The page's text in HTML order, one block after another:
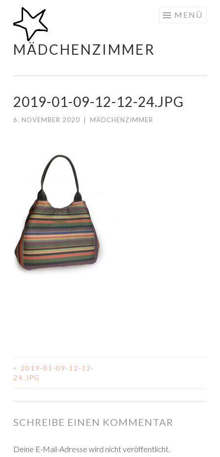
Zum
Inhalt
springen
MÄDCHENZIMMER
MENÜ
2019-01-09-12-12-24.JPG
6. NOVEMBER 2020 MÄDCHENZIMMER
BEITRAGSNAVIGATION
<
2019-01-09-12-12-
24.JPG
SCHREIBE EINEN KOMMENTAR
Deine E-Mail-Adresse wird nicht veröffentlicht.